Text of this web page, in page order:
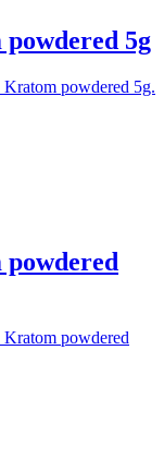
5g
powdered 5g.
powdered